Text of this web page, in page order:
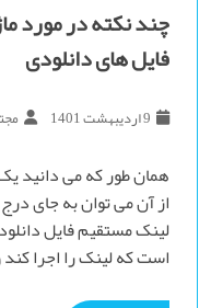
چند نکته در مورد
فایل های دانلودی
9 اردیبهشت 1401
همان طور که می دانید
از آن می توان به جای
لینک مستقیم فایل
است که لینک را اجرا